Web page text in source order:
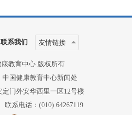
联系我们 友情链接
教育中心 版权所有
中国健康教育中心新闻处
定门外安华西里一区12号楼
联系电话：(010) 64267119